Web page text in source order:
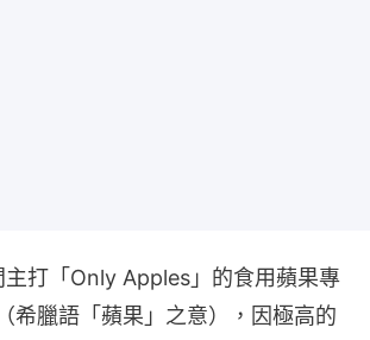
打「Only Apples」的食用蘋果專
希臘語「蘋果」之意），因極高的